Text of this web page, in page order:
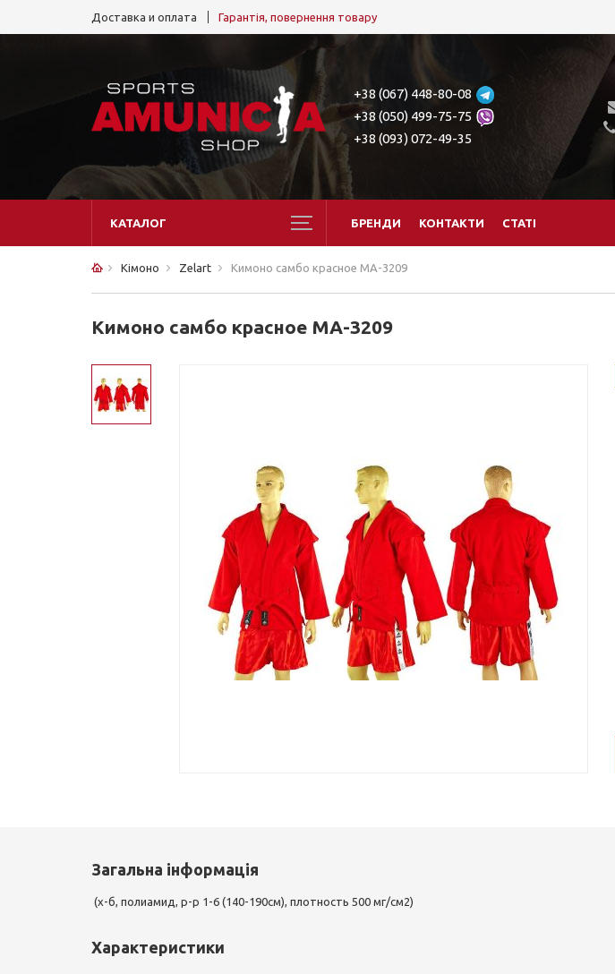
Доставка и оплата Гарантія, повернення товару
+38 (067) 448-80-08
+38 (050) 499-75-75
+38 (093) 072-49-35
КАТАЛОГ БРЕНДИ КОНТАКТИ СТАТІ
Кімоно Zelart Кимоно самбо красное MA-3209
Кимоно самбо красное MA-3209
Загальна інформація
(х-б, полиамид, р-р 1-6 (140-190см), плотность 500 мг/см2)
Характеристики